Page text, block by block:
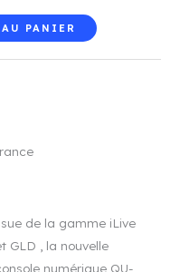
PANIER
de la gamme iLive
GLD , la nouvelle
numérique QU-